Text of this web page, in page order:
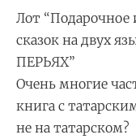
Лот “Подарочное
сказок на двух
ПЕРЬЯХ”
Очень многие
книга с
не на татарском?